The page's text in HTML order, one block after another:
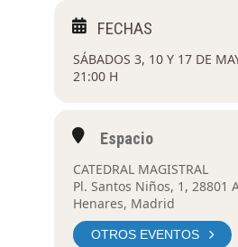
SÁBADOS 3, 10 Y 17 DE
21:00 H
Espacio
CATEDRAL MAGISTRAL
Pl. Santos Niños, 1, 28801
Henares, Madrid
OTROS EVENTOS